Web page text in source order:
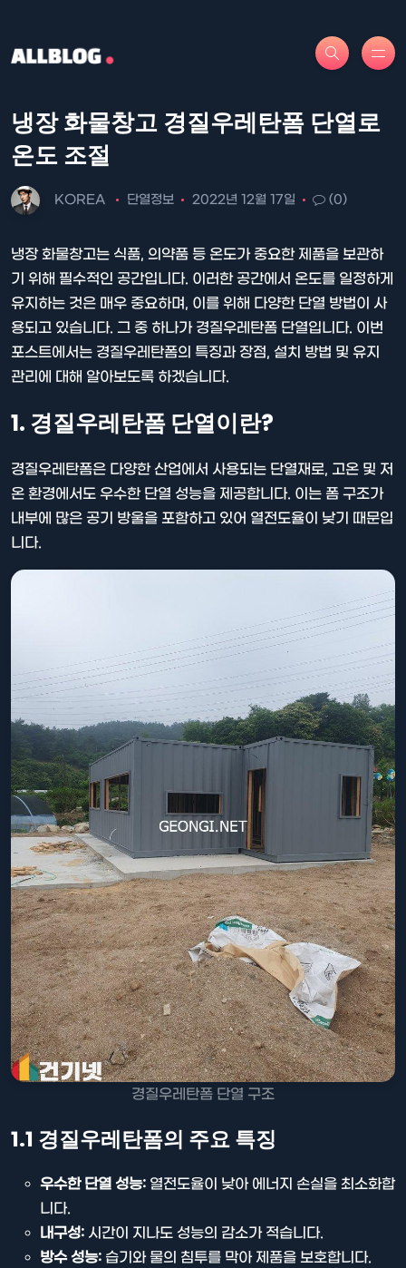
냉장 화물창고 경질우레탄폼 단열로
온도 조절
KOREA 단열정보 2022년 12월 17일 (0)
냉장 화물창고는 식품, 의약품 등 온도가 중요한 제품을 보관하
기 위해 필수적인 공간입니다. 이러한 공간에서 온도를 일정하게
유지하는 것은 매우 중요하며, 이를 위해 다양한 단열 방법이 사
용되고 있습니다. 그 중 하나가 경질우레탄폼 단열입니다. 이번
포스트에서는 경질우레탄폼의 특징과 장점, 설치 방법 및 유지
관리에 대해 알아보도록 하겠습니다.
1. 경질우레탄폼 단열이란?
경질우레탄폼은 다양한 산업에서 사용되는 단열재로, 고온 및 저
온 환경에서도 우수한 단열 성능을 제공합니다. 이는 폼 구조가
내부에 많은 공기 방울을 포함하고 있어 열전도율이 낮기 때문입
니다.
경질우레탄폼 단열 구조
1.1 경질우레탄폼의 주요 특징
우수한 단열 성능: 열전도율이 낮아 에너지 손실을 최소화합
니다.
내구성: 시간이 지나도 성능의 감소가 적습니다.
방수 성능: 습기와 물의 침투를 막아 제품을 보호합니다.